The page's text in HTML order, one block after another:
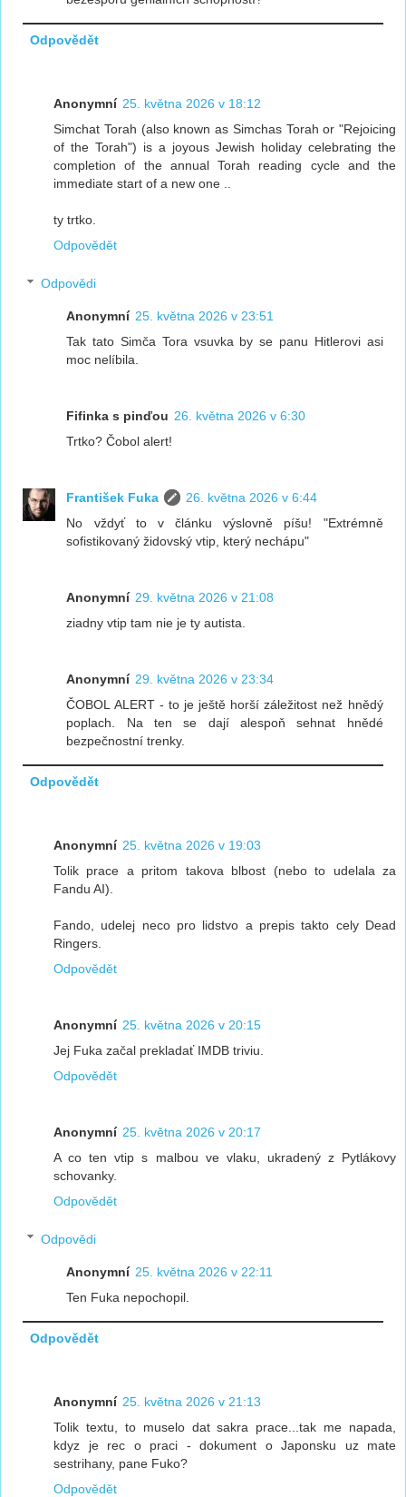
Odpovědět
Anonymní 25. května 2026 v 18:12
Simchat Torah (also known as Simchas Torah or "Rejoicing
of the Torah") is a joyous Jewish holiday celebrating the
completion of the annual Torah reading cycle and the
immediate start of a new one ..
ty trtko.
Odpovědět
Odpovědi
Anonymní 25. května 2026 v 23:51
Tak tato Simča Tora vsuvka by se panu Hitlerovi asi
moc nelíbila.
Fifinka s pinďou 26. května 2026 v 6:30
Trtko? Čobol alert!
František Fuka
26. května 2026 v 6:44
No vždyť to v článku výslovně píšu! "Extrémně
sofistikovaný židovský vtip, který nechápu"
Anonymní 29. května 2026 v 21:08
ziadny vtip tam nie je ty autista.
Anonymní 29. května 2026 v 23:34
ČOBOL ALERT - to je ještě horší záležitost než hnědý
poplach. Na ten se dají alespoň sehnat hnědé
bezpečnostní trenky.
Odpovědět
Anonymní 25. května 2026 v 19:03
Tolik prace a pritom takova blbost (nebo to udelala za
Fandu AI).
Fando, udelej neco pro lidstvo a prepis takto cely Dead
Ringers.
Odpovědět
Anonymní 25. května 2026 v 20:15
Jej Fuka začal prekladať IMDB triviu.
Odpovědět
Anonymní 25. května 2026 v 20:17
A co ten vtip s malbou ve vlaku, ukradený z Pytlákovy
schovanky.
Odpovědět
Odpovědi
Anonymní 25. května 2026 v 22:11
Ten Fuka nepochopil.
Odpovědět
Anonymní 25. května 2026 v 21:13
Tolik textu, to muselo dat sakra prace...tak me napada,
kdyz je rec o praci - dokument o Japonsku uz mate
sestrihany, pane Fuko?
Odpovědět